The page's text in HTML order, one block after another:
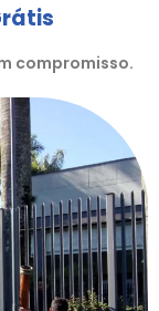
compromisso.